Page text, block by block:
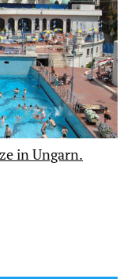
in Ungarn.